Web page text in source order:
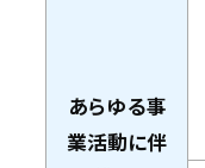
あらゆる事
業活動に伴